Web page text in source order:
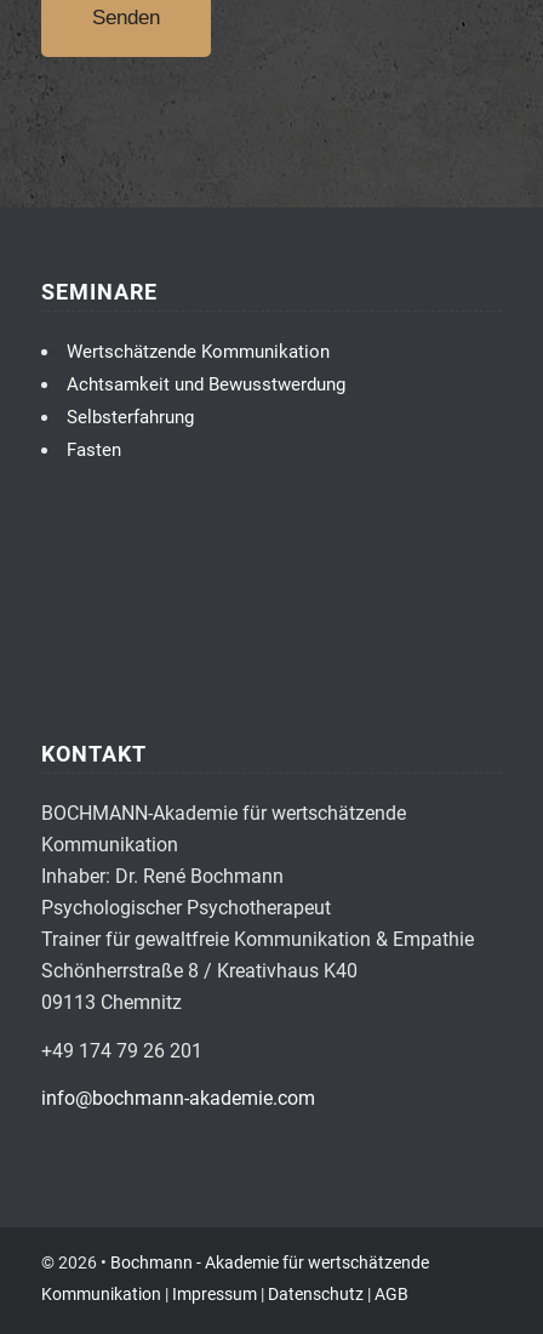
SEMINARE
Wertschätzende Kommunikation
Achtsamkeit und Bewusstwerdung
Selbsterfahrung
Fasten
KONTAKT
BOCHMANN-Akademie für wertschätzende
Kommunikation
Inhaber: Dr. René Bochmann
Psychologischer Psychotherapeut
Trainer für gewaltfreie Kommunikation & Empathie
Schönherrstraße 8 / Kreativhaus K40
09113 Chemnitz
+49 174 79 26 201
info@bochmann-akademie.com
© 2026 • Bochmann - Akademie für wertschätzende
Kommunikation | Impressum| Datenschutz|AGB